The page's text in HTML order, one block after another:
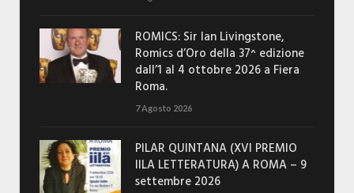
ROMICS: Sir Ian Livingstone,
Romics d’Oro della 37^ edizione
dall’1 al 4 ottobre 2026 a Fiera
Roma.
7 Agosto 2026
PILAR QUINTANA (XVI PREMIO
IILA LETTERATURA) A ROMA – 9
settembre 2026